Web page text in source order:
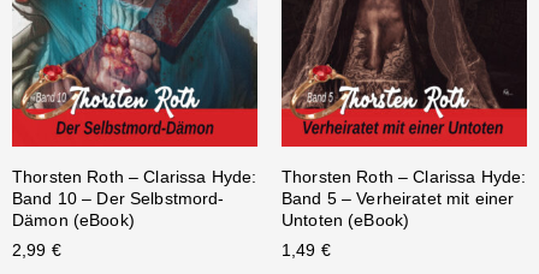
Thorsten Roth – Clarissa Hyde:
Band 10 – Der Selbstmord-
Dämon (eBook)
2,99 €
Thorsten Roth – Clarissa Hyde:
Band 5 – Verheiratet mit einer
Untoten (eBook)
1,49 €